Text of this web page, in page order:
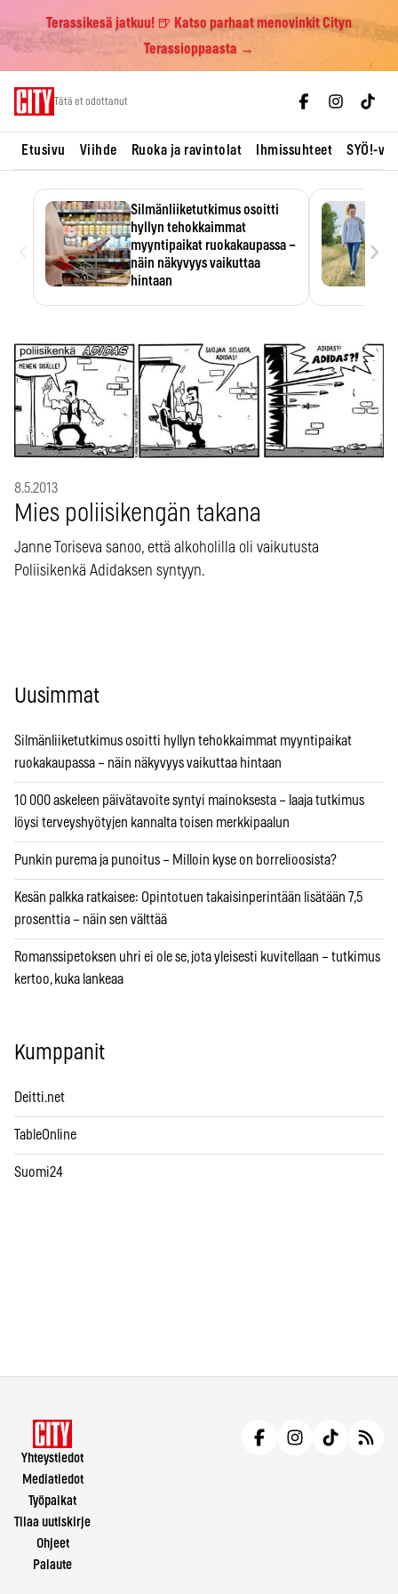
Terassikesä jatkuu! 🍺 Katso parhaat menovinkit Cityn
Terassioppaasta →
Tätä et odottanut
Etusivu Viihde Ruoka ja ravintolat Ihmissuhteet SYÖ!-
Silmänliiketutkimus osoitti
hyllyn tehokkaimmat
myyntipaikat ruokakaupassa –
näin näkyvyys vaikuttaa
hintaan
›
8.5.2013
Mies poliisikengän takana
Janne Toriseva sanoo, että alkoholilla oli vaikutusta
Poliisikenkä Adidaksen syntyyn.
Uusimmat
Silmänliiketutkimus osoitti hyllyn tehokkaimmat myyntipaikat
ruokakaupassa – näin näkyvyys vaikuttaa hintaan
10 000 askeleen päivätavoite syntyi mainoksesta – laaja tutkimus
löysi terveyshyötyjen kannalta toisen merkkipaalun
Punkin purema ja punoitus – Milloin kyse on borrelioosista?
Kesän palkka ratkaisee: Opintotuen takaisinperintään lisätään 7,5
prosenttia – näin sen välttää
Romanssipetoksen uhri ei ole se, jota yleisesti kuvitellaan – tutkimus
kertoo, kuka lankeaa
Kumppanit
Deitti.net
TableOnline
Suomi24
Yhteystiedot
Mediatiedot
Työpaikat
Tilaa uutiskirje
Ohjeet
Palaute